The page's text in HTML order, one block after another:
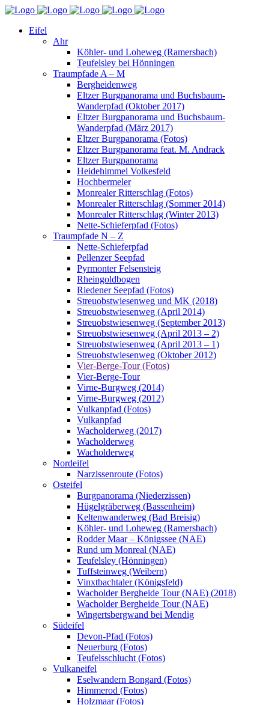
Eifel
Ahr
Köhler- und Loheweg (Ramersbach)
Teufelsley bei Hönningen
Traumpfade A – M
Bergheidenweg
Eltzer Burgpanorama und Buchsbaum-
Wanderpfad (Oktober 2017)
Eltzer Burgpanorama und Buchsbaum-
Wanderpfad (März 2017)
Eltzer Burgpanorama (Fotos)
Eltzer Burgpanorama feat. M. Andrack
Eltzer Burgpanorama
Heidehimmel Volkesfeld
Hochbermeler
Monrealer Ritterschlag (Fotos)
Monrealer Ritterschlag (Sommer 2014)
Monrealer Ritterschlag (Winter 2013)
Nette-Schieferpfad (Fotos)
Traumpfade N – Z
Nette-Schieferpfad
Pellenzer Seepfad
Pyrmonter Felsensteig
Rheingoldbogen
Riedener Seepfad (Fotos)
Streuobstwiesenweg und MK (2018)
Streuobstwiesenweg (April 2014)
Streuobstwiesenweg (September 2013)
Streuobstwiesenweg (April 2013 – 2)
Streuobstwiesenweg (April 2013 – 1)
Streuobstwiesenweg (Oktober 2012)
Vier-Berge-Tour (Fotos)
Vier-Berge-Tour
Virne-Burgweg (2014)
Virne-Burgweg (2012)
Vulkanpfad (Fotos)
Vulkanpfad
Wacholderweg (2017)
Wacholderweg
Wacholderweg
Nordeifel
Narzissenroute (Fotos)
Osteifel
Burgpanorama (Niederzissen)
Hügelgräberweg (Bassenheim)
Keltenwanderweg (Bad Breisig)
Köhler- und Loheweg (Ramersbach)
Rodder Maar – Königssee (NAE)
Rund um Monreal (NAE)
Teufelsley (Hönningen)
Tuffsteinweg (Weibern)
Vinxtbachtaler (Königsfeld)
Wacholder Bergheide Tour (NAE) (2018)
Wacholder Bergheide Tour (NAE)
Wingertsbergwand bei Mendig
Südeifel
Devon-Pfad (Fotos)
Neuerburg (Fotos)
Teufelsschlucht (Fotos)
Vulkaneifel
Eselwandern Bongard (Fotos)
Himmerod (Fotos)
Holzmaar (Fotos)